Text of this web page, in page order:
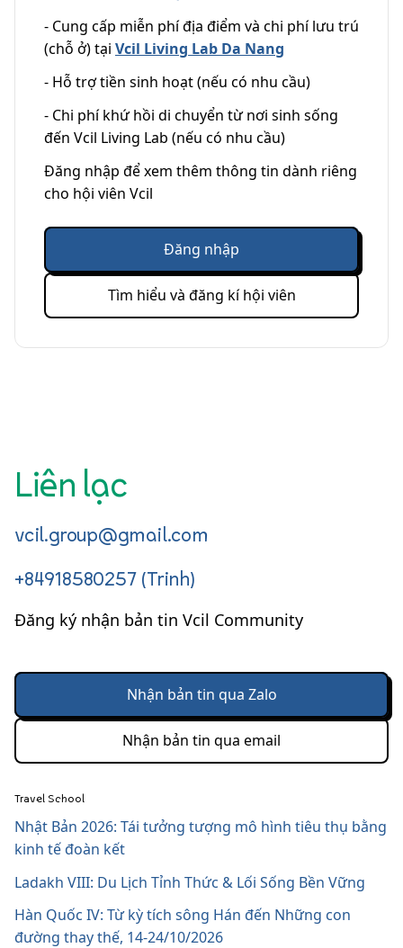
- Cung cấp miễn phí địa điểm và chi phí lưu trú
(chỗ ở) tại Vcil Living Lab Da Nang
- Hỗ trợ tiền sinh hoạt (nếu có nhu cầu)
- Chi phí khứ hồi di chuyển từ nơi sinh sống
đến Vcil Living Lab (nếu có nhu cầu)
Đăng nhập để xem thêm thông tin dành riêng
cho hội viên Vcil
Đăng nhập
Tìm hiểu và đăng kí hội viên
Liên lạc
vcil.group@gmail.com
+84918580257 (Trinh)
Đăng ký nhận bản tin Vcil Community
Nhận bản tin qua Zalo
Nhận bản tin qua email
Travel School
Nhật Bản 2026: Tái tưởng tượng mô hình tiêu thụ bằng
kinh tế đoàn kết
Ladakh VIII: Du Lịch Tỉnh Thức & Lối Sống Bền Vững
Hàn Quốc IV: Từ kỳ tích sông Hán đến Những con
đường thay thế, 14-24/10/2026